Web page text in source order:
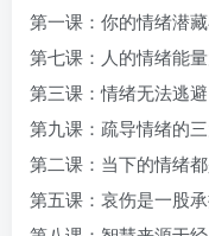
第一课：你的情绪潜
第七课：人的情绪能
第三课：情绪无法逃
第九课：疏导情绪的
第二课：当下的情绪
第五课：哀伤是一股